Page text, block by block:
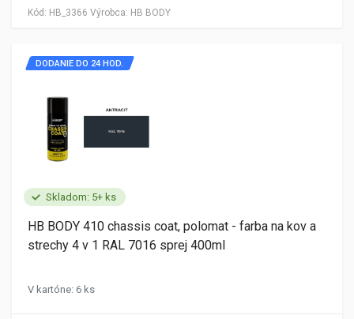
Kód: HB_3366 Výrobca: HB BODY
Skladom: 5+ ks
DODANIE DO 24 HOD.
HB BODY 410 chassis coat, polomat - farba na kov a
strechy 4 v 1 RAL 7016 sprej 400ml
V kartóne: 6 ks